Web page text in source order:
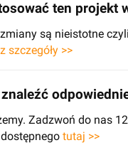
ten projekt
są nieistotne
szczegóły >>
Zadzwoń do nas
tutaj >>